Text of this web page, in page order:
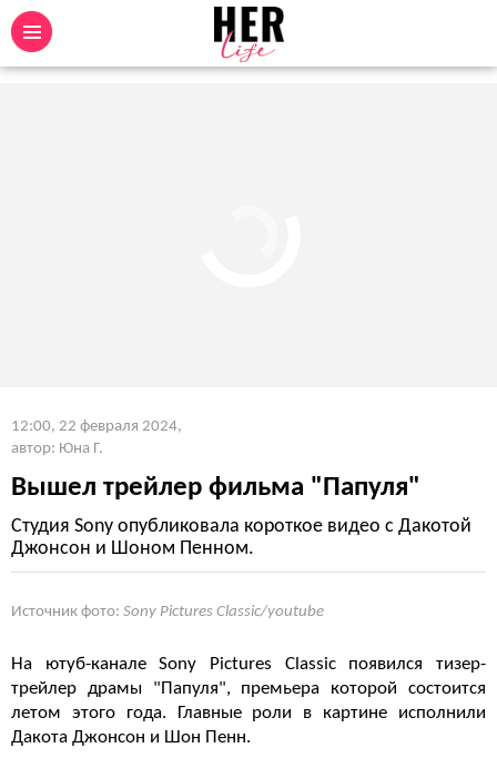
12:00, 22 февраля 2024,
автор: Юна Г.
Вышел трейлер фильма "Папуля"
Студия Sony опубликовала короткое видео с Дакотой
Джонсон и Шоном Пенном.
Источник фото: Sony Pictures Classic/youtube
На ютуб-канале Sony Pictures Classic появился тизер-
трейлер драмы "Папуля", премьера которой состоится
летом этого года. Главные роли в картине исполнили
Дакота Джонсон и Шон Пенн.